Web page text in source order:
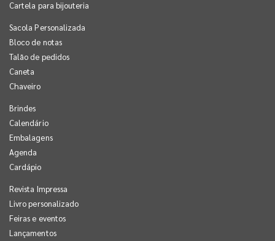
Cartela para bijouteria
Sacola Personalizada
Bloco de notas
Talão de pedidos
Caneta
Chaveiro
Brindes
Calendário
Embalagens
Agenda
Cardápio
Revista Impressa
Livro personalizado
Feiras e eventos
Lançamentos